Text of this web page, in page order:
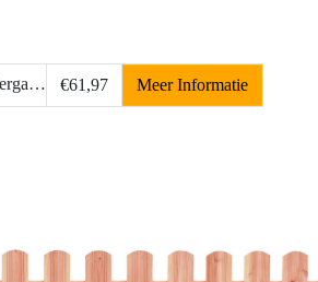
€61,97 Meer Informatie